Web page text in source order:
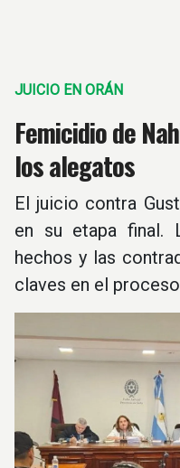
JUICIO EN ORÁN
Femicidio de
los alegatos
El juicio contra
en su etapa final.
hechos y las
claves en el